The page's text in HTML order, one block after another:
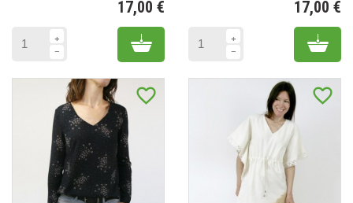
17,00 €
Add to cart
17,00 €
Add
favorite_border favorite_border